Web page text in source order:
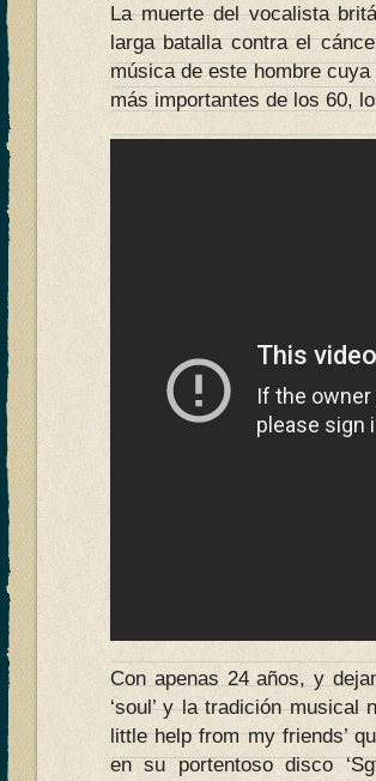
La muerte del vocalista
larga batalla contra el
música de este hombre
más importantes de los 60,
Con apenas 24 años, y
‘soul’ y la tradición musical
little help from my friends’
en su portentoso disco